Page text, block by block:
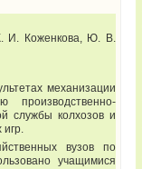
И. Коженкова, Ю. В.
механизации
производственно-
службы колхозов и
игр.
вузов по
учащимися